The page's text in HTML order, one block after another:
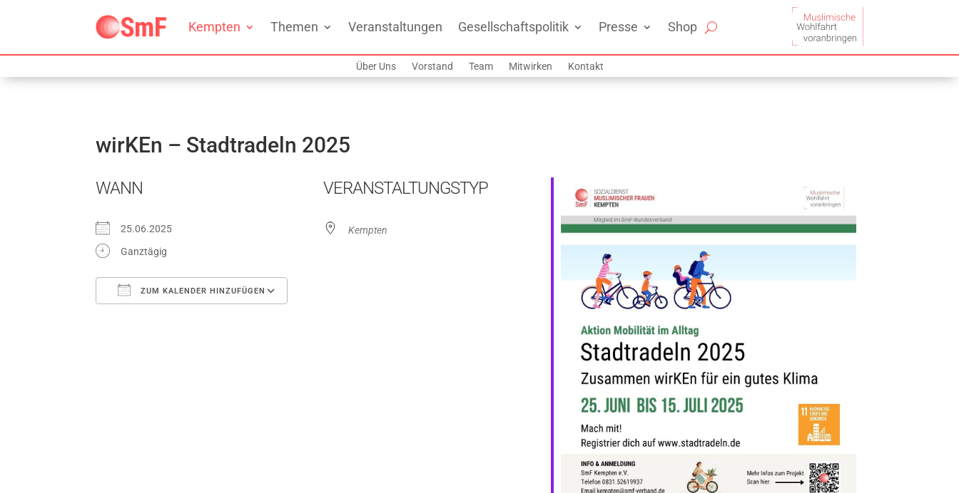
Kempten Themen Veranstaltungen Gesellschaftspolitik Presse Shop
Über Uns Vorstand Team Mitwirken Kontakt
wirKEn – Stadtradeln 2025
WANN
25.06.2025
Ganztägig
ZUM KALENDER HINZUFÜGEN
VERANSTALTUNGSTYP
Kempten